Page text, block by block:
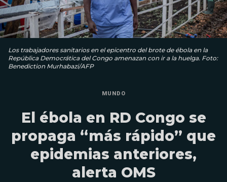
Los trabajadores sanitarios en el epicentro del brote de ébola en la
República Democrática del Congo amenazan con ir a la huelga. Foto:
Benediction Murhabazi/AFP
MUNDO
El ébola en RD Congo se
propaga “más rápido” que
epidemias anteriores,
alerta OMS